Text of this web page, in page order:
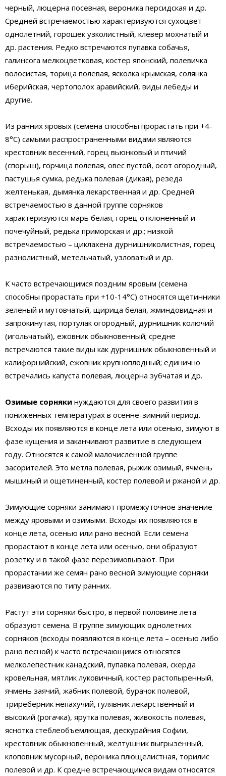
черный, люцерна посевная, вероника персидская и др.
Средней встречаемостью характеризуются сухоцвет
однолетний, горошек узколистный, клевер мохнатый и
др. растения. Редко встречаются пупавка собачья,
галинсога мелкоцветковая, костер японский, полевичка
волосистая, торица полевая, ясколка крымская, солянка
иберийская, чертополох аравийский, виды лебеды и
другие.
Из ранних яровых (семена способны прорастать при +4-
8°С) самыми распространенными видами являются
крестовник весенний, горец вьюнковый и птичий
(спорыш), горчица полевая, овес пустой, осот огородный,
пастушья сумка, редька полевая (дикая), резеда
желтенькая, дымянка лекарственная и др. Средней
встречаемостью в данной группе сорняков
характеризуются марь белая, горец отклоненный и
почечуйный, редька приморская и др.; низкой
встречаемостью – циклахена дурнишниколистная, горец
разнолистный, метельчатый, узловатый и др.
К часто встречающимся поздним яровым (семена
способны прорастать при +10-14°С) относятся щетинники
зеленый и мутовчатый, щирица белая, жминдовидная и
запрокинутая, портулак огородный, дурнишник колючий
(игольчатый), ежовник обыкновенный; средне
встречаются такие виды как дурнишник обыкновенный и
калифорнийский, ежовник крупноплодный; единично
встречались капуста полевая, люцерна зубчатая и др.
Озимые сорняки нуждаются для своего развития в
пониженных температурах в осенне-зимний период.
Всходы их появляются в конце лета или осенью, зимуют в
фазе кущения и заканчивают развитие в следующем
году. Относятся к самой малочисленной группе
засорителей. Это метла полевая, рыжик озимый, ячмень
мышиный и ощетиненный, костер полевой и ржаной и др.
Зимующие сорняки занимают промежуточное значение
между яровыми и озимыми. Всходы их появляются в
конце лета, осенью или рано весной. Если семена
прорастают в конце лета или осенью, они образуют
розетку и в такой фазе перезимовывают. При
прорастании же семян рано весной зимующие сорняки
развиваются по типу ранних.
Растут эти сорняки быстро, в первой половине лета
образуют семена. В группе зимующих однолетних
сорняков (всходы появляются в конце лета – осенью либо
рано весной) к часто встречающимся относятся
мелколепестник канадский, пупавка полевая, скерда
кровельная, мятлик луковичный, костер растопыренный,
ячмень заячий, жабник полевой, бурачок полевой,
триреберник непахучий, гулявник лекарственный и
высокий (рогачка), ярутка полевая, живокость полевая,
яснотка стеблеобъемлющая, дескурайния Софии,
крестовник обыкновенный, желтушник выгрызенный,
клоповник мусорный, вероника плющелистная, торилис
полевой и др. К средне встречающимся видам относятся